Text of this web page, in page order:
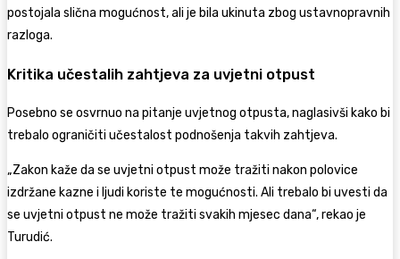
postojala slična mogućnost, ali je bila ukinuta zbog ustavnopravnih
razloga.
Kritika učestalih zahtjeva za uvjetni otpust
Posebno se osvrnuo na pitanje uvjetnog otpusta, naglasivši kako bi
trebalo ograničiti učestalost podnošenja takvih zahtjeva.
„Zakon kaže da se uvjetni otpust može tražiti nakon polovice
izdržane kazne i ljudi koriste te mogućnosti. Ali trebalo bi uvesti da
se uvjetni otpust ne može tražiti svakih mjesec dana“, rekao je
Turudić.